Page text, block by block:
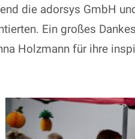
die adorsys GmbH
Ein großes
Holzmann für ihre